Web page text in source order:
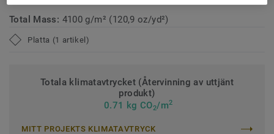
Total Mass: 4100 g/m² (120,9 oz/yd²)
Platta (1 artikel)
Totala klimatavtrycket (Återvinning av uttjänt
produkt)
0.71 kg CO2/m2
MITT PROJEKTS KLIMATAVTRYCK